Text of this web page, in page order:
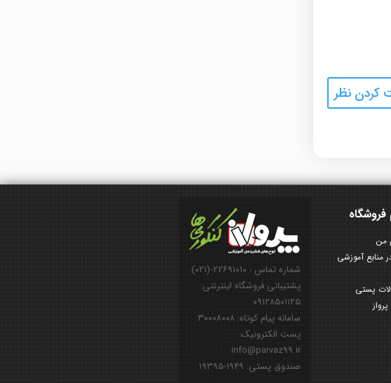
شماره تماس : ۲۲۶۹۱۰۱۰-(۰۲۱)
پشتیبانی فروشگاه اینترنتی:
۰۹۱۲۸۵۰۱۱۲۵
سامانه پیام کوتاه: ۳۰۰۰۸۰۰۸
پست الکترونیک:
info@parvaz99.ir
صندوق پستی: ۱۹۴۹-۱۹۳۹۵
من
آموزشی
پستی